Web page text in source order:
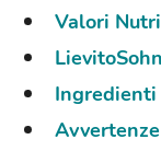
Valori
Ingredienti
Avvertenze